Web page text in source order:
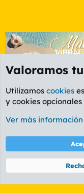
Foro General
Cookies
PL
Community platform by
Valoramos
Utilizamos cookies
y cookies
Ver más